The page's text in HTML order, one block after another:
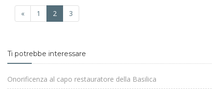
« 1 2 3
Ti potrebbe interessare
Onorificenza al capo restauratore della Basilica